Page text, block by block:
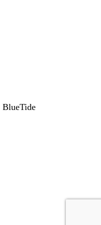
BlueTide